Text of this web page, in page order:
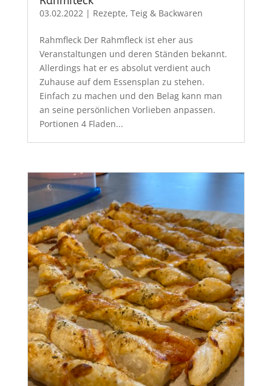
03.02.2022| Rezepte, Teig & Backwaren
Rahmfleck Der Rahmfleck ist eher aus
Veranstaltungen und deren Ständen bekannt.
Allerdings hat er es absolut verdient auch
Zuhause auf dem Essensplan zu stehen.
Einfach zu machen und den Belag kann man
an seine persönlichen Vorlieben anpassen.
Portionen 4 Fladen...